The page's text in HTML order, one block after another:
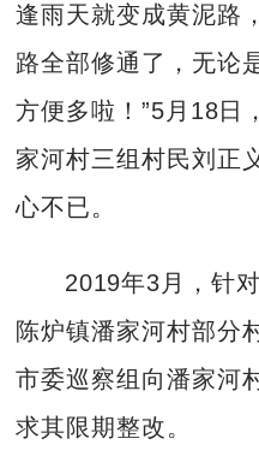
逢雨天就变成黄泥路
路全部修通了，无论
方便多啦！”5月18日
家河村三组村民刘正
心不已。
2019年3月，针
陈炉镇潘家河村部分
市委巡察组向潘家河
求其限期整改。